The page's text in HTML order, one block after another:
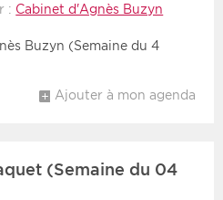
: Cabinet d'Agnès Buzyn
Buzyn (Semaine du 4
Ajouter à mon agenda
(Semaine du 04